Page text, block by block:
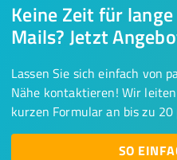
Keine Zeit für
Mails? Jetzt
Lassen Sie sich einfach von
Nähe kontaktieren! Wir
kurzen Formular an bis zu
SO